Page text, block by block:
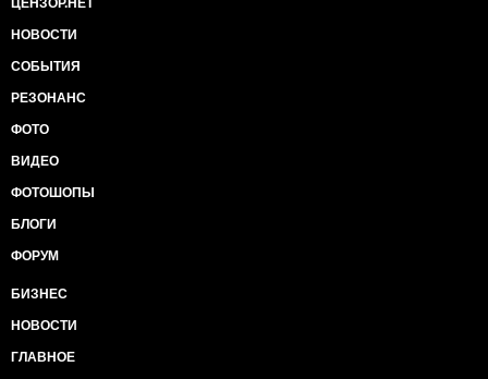
ЦЕНЗОР.НЕТ
НОВОСТИ
СОБЫТИЯ
РЕЗОНАНС
ФОТО
ВИДЕО
ФОТОШОПЫ
БЛОГИ
ФОРУМ
БИЗНЕС
НОВОСТИ
ГЛАВНОЕ